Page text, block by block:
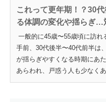
これって更年期！？30
る体調の変化や揺らぎ…
一般的に45歳〜55歳頃に訪
手前、30代後半〜40代前半は
が揺らぎやすくなる時期にあ
あらわれ、戸惑う人も少なく